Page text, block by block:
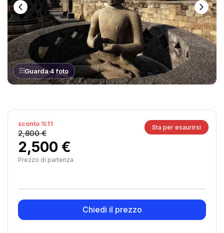
Guarda 4 foto
Sta per esaurirsi
sconto %11
2,800 €
2,500 €
Prezzo di partenza
Chiedi il prezzo